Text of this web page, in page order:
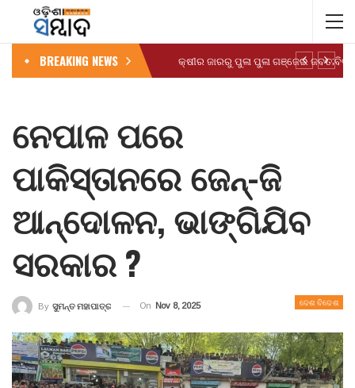
BREAKING NEWS
ନେପାଳ ପରେ
ପାକିସ୍ତାନରେ ଜେନ୍-ଜି
ଆନ୍ଦୋଳନ, ଭାଙ୍ଗିଯିବ
ସରକାର ?
ଦେଶ ବିଦେଶ
By ସୁମନ୍ତ ମହାପାତ୍ର On Nov 8, 2025